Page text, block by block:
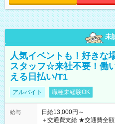
未
人気イベントも！好きな
スタッフ☆来社不要！働
える日払い/T1
アルバイト 職種未経験OK
給与
日給13,000円～
＋交通費支給 ★交通費全額支給！ ┗案件により規定あり ★日払